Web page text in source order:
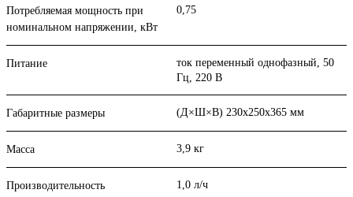
Потребляемая мощность при
номинальном напряжении, кВт
0,75
Питание
ток переменный однофазный, 50
Гц, 220 В
Габаритные размеры (Д×Ш×В) 230х250х365 мм
Масса 3,9 кг
Производительность 1,0 л/ч